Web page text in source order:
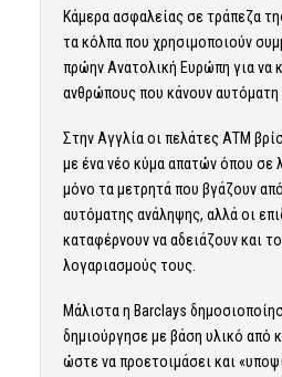
Kάμερα ασφαλείας σε τράπεζα
τα κόλπα που χρησιμοποιούν
πρώην Ανατολική Ευρώπη για να
ανθρώπους που κάνουν αυτόματη
Στην Αγγλία οι πελάτες ΑΤΜ
με ένα νέο κύμα απατών όπου σε
μόνο τα μετρητά που βγάζουν
αυτόματης ανάληψης, αλλά οι
καταφέρνουν να αδειάζουν και
λογαριασμούς τους.
Μάλιστα η Barclays
δημιούργησε με βάση υλικό από
ώστε να προετοιμάσει και